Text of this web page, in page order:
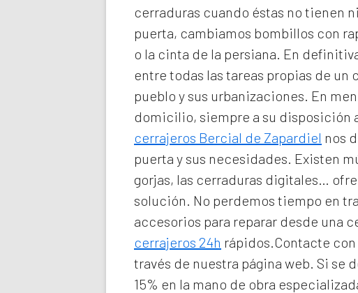
cerraduras cuando éstas no tienen
puerta, cambiamos bombillos con
o la cinta de la persiana. En
entre todas las tareas propias de
pueblo y sus urbanizaciones. En
domicilio, siempre a su disposición
cerrajeros Bercial de Zapardiel nos
puerta y sus necesidades. Existen
gorjas, las cerraduras digitales…
solución. No perdemos tiempo en
accesorios para reparar desde una
cerrajeros 24h rápidos.Contacte
través de nuestra página web. Si se
15% en la mano de obra